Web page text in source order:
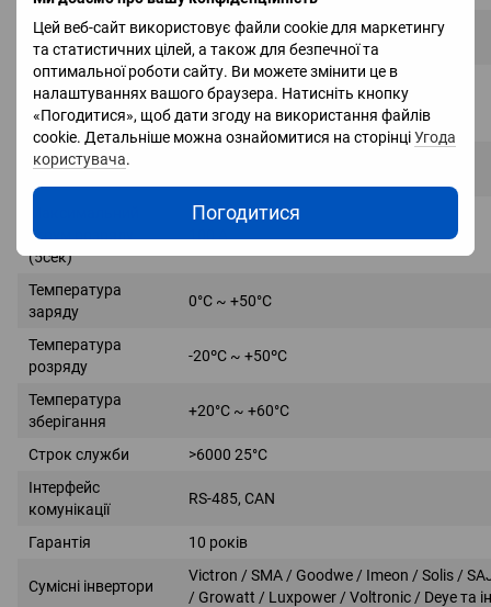
Цей веб-сайт використовує файли cookie для маркетингу
та статистичних цілей, а також для безпечної та
оптимальної роботи сайту. Ви можете змінити це в
налаштуваннях вашого браузера. Натисніть кнопку
«Погодитися», щоб дати згоду на використання файлів
cookie. Детальніше можна ознайомитися на сторінціУгода
користувача.
Погодитися
Мінімальна
напруга заряду
42 В
Рекомендований
струм заряду/
розряду
50 А
Максимальний
струм розряду
(5сек)
Температура
заряду
0°C ~ +50°C
Температура
розряду
-20ºC ~ +50ºC
Температура
зберігання
+20°C ~ +60°C
Строк служби
>6000 25°С
Інтерфейс
комунікації
RS-485, CAN
Гарантія 10 років
Сумісні інвертори
Victron / SMA / Goodwe / Imeon / Solis /
/ Growatt / Luxpower / Voltronic / Deye та